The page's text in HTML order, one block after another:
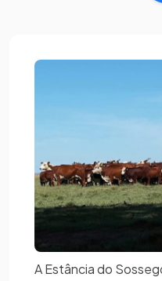
A Estância do